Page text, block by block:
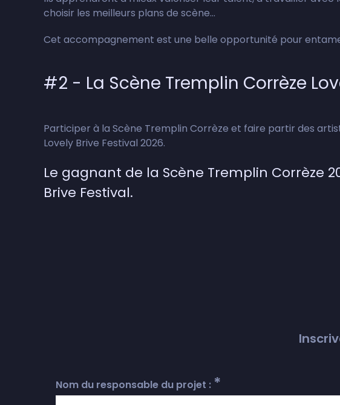
choisir les meilleurs plans de scène...
Cet accompagnement est une belle opportunité pour
#2 - La Scène Tremplin Corrèze
Participer à la Scène Tremplin Corrèze et faire partir des
Lovely Brive Festival 2026.
Le gagnant de la Scène Tremplin Corrèze
Brive Festival.
Nom du responsable du projet : *